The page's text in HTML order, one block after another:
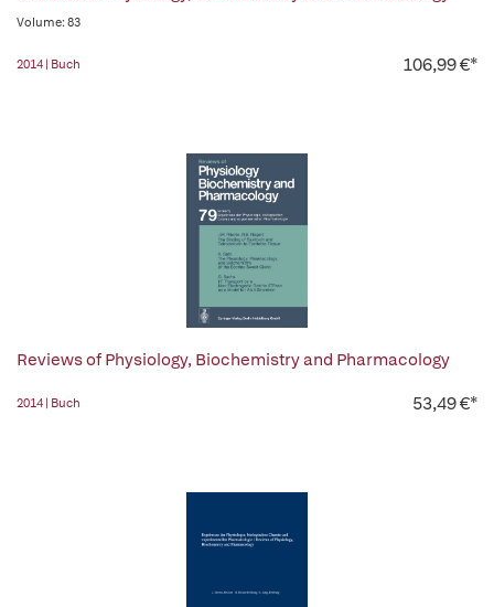
Volume: 83
2014 | Buch 106,99 €*
Reviews of Physiology, Biochemistry and Pharmacology
2014 | Buch 53,49 €*